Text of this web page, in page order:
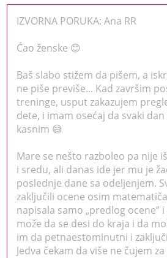
IZVORNA PORUKA: Ana RR
Ćao ženske 😊
Baš slabo stižem da pišem, a
ne piše previše... Kad završim
treninge, usput zakazujem
dete, i imam osećaj da svaki
kasnim 😅
Mare se nešto razboleo pa nije
i sredu, ali danas ide jer mu je
poslednje dane sa odeljenjem.
zaključili ocene osim
napisala samo „predlog ocene”
može da se desi do kraja i da
im da petnaestominutni i
Jedva čekam da više ne čujem